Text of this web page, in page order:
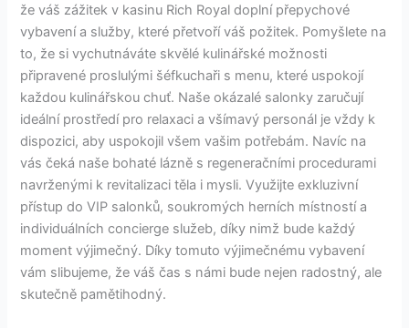
že váš zážitek v kasinu Rich Royal doplní přepychové
vybavení a služby, které přetvoří váš požitek. Pomyšlete na
to, že si vychutnáváte skvělé kulinářské možnosti
připravené proslulými šéfkuchaři s menu, které uspokojí
každou kulinářskou chuť. Naše okázalé salonky zaručují
ideální prostředí pro relaxaci a všímavý personál je vždy k
dispozici, aby uspokojil všem vašim potřebám. Navíc na
vás čeká naše bohaté lázně s regeneračními procedurami
navrženými k revitalizaci těla i mysli. Využijte exkluzivní
přístup do VIP salonků, soukromých herních místností a
individuálních concierge služeb, díky nimž bude každý
moment výjimečný. Díky tomuto výjimečnému vybavení
vám slibujeme, že váš čas s námi bude nejen radostný, ale
skutečně pamětihodný.